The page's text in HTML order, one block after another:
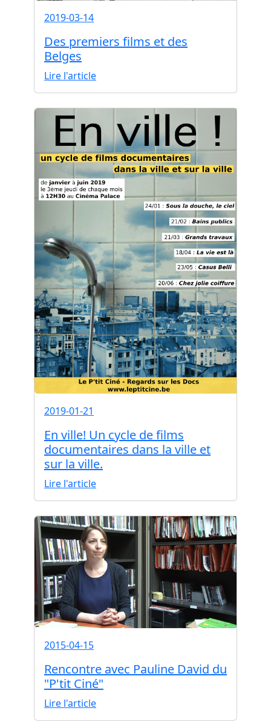
2019-03-14
Des premiers films et des
Belges
Lire l'article
2019-01-21
En ville! Un cycle de films
documentaires dans la ville et
sur la ville.
Lire l'article
2015-04-15
Rencontre avec Pauline David du
"P'tit Ciné"
Lire l'article